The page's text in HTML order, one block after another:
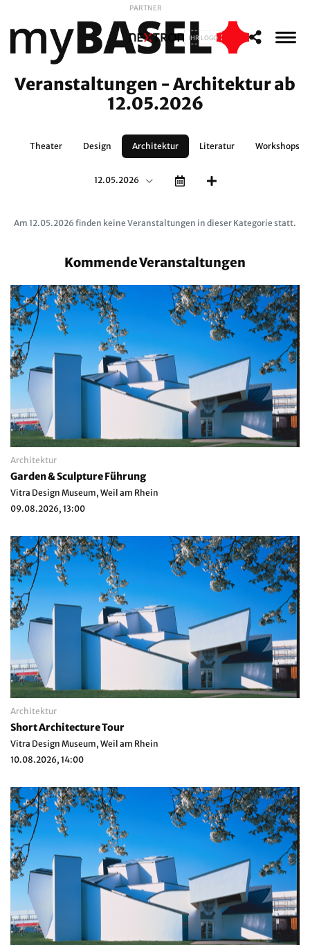
PARTNER
IHR LOGO
Veranstaltungen - Architektur ab
12.05.2026
Theater Design Architektur Literatur Workshops
12.05.2026
Am 12.05.2026 finden keine Veranstaltungen in dieser Kategorie statt.
Kommende Veranstaltungen
Architektur
Garden & Sculpture Führung
Vitra Design Museum, Weil am Rhein
09.08.2026, 13:00
Architektur
Short Architecture Tour
Vitra Design Museum, Weil am Rhein
10.08.2026, 14:00